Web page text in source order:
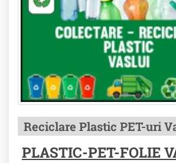
Reciclare Plastic PET-uri
PLASTIC-PET-FOLIE